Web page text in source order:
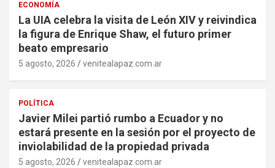
ECONOMÍA
La UIA celebra la visita de León XIV y reivindica
la figura de Enrique Shaw, el futuro primer
beato empresario
5 agosto, 2026 venitealapaz.com.ar
POLÍTICA
Javier Milei partió rumbo a Ecuador y no
estará presente en la sesión por el proyecto de
inviolabilidad de la propiedad privada
5 agosto, 2026 venitealapaz.com.ar